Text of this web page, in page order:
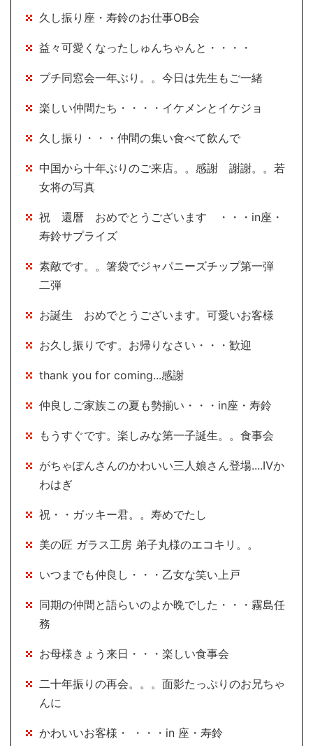
久し振り座・寿鈴のお仕事OB会
益々可愛くなったしゅんちゃんと・・・・
プチ同窓会一年ぶり。。今日は先生もご一緒
楽しい仲間たち・・・・イケメンとイケジョ
久し振り・・・仲間の集い食べて飲んで
中国から十年ぶりのご来店。。感謝 謝謝。。若
女将の写真
祝 還暦 おめでとうございます ・・・in座・
寿鈴サプライズ
素敵です。。箸袋でジャパニーズチップ第一弾
二弾
お誕生 おめでとうございます。可愛いお客様
お久し振りです。お帰りなさい・・・歓迎
thank you for coming...感謝
仲良しご家族この夏も勢揃い・・・in座・寿鈴
もうすぐです。楽しみな第一子誕生。。食事会
がちゃぽんさんのかわいい三人娘さん登場....Ⅳか
わはぎ
祝・・ガッキー君。。寿めでたし
美の匠 ガラス工房 弟子丸様のエコキリ。。
いつまでも仲良し・・・乙女な笑い上戸
同期の仲間と語らいのよか晩でした・・・霧島任
務
お母様きょう来日・・・楽しい食事会
二十年振りの再会。。。面影たっぷりのお兄ちゃ
んに
かわいいお客様・ ・・・in 座・寿鈴